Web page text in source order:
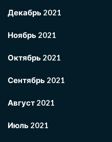
Декабрь 2021
Ноябрь 2021
Октябрь 2021
Сентябрь 2021
Август 2021
Июль 2021